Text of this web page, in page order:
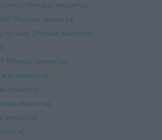
[Porada eksperta]
[Porada eksperta]
seks [Porada eksperta]
[Porada eksperta]
eksperta]
eksperta]
eksperta]
eksperta]